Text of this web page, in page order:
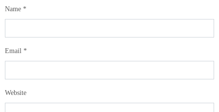
Name *
Email *
Website